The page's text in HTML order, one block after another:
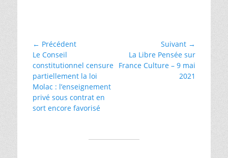
libertés
Navigation
de
l’article
← Précédent
Article
précédent :
Le Conseil
constitutionnel censure
partiellement la loi
Molac : l’enseignement
privé sous contrat en
sort encore favorisé
Suivant →
Article
suivant :
La Libre Pensée sur
France Culture – 9 mai
2021